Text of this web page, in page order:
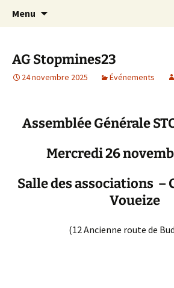
Le site du Collectif
23
Menu
AG Stopmines23
24 novembre 2025 Événements
Assemblée Générale
Mercredi 26
Salle des associations –
Voueize
(12 Ancienne route de